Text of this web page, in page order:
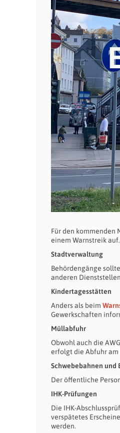
Für den
einem Warnstreik
Stadtverwaltung
Behördengänge
anderen
Kindertagesstätten
Anders als beim
Gewerkschaften
Müllabfuhr
Obwohl auch die
erfolgt die Abfuhr am
Schwebebahnen und
Der öffentliche
IHK-Prüfungen
Die IHK-
verspätetes
werden.